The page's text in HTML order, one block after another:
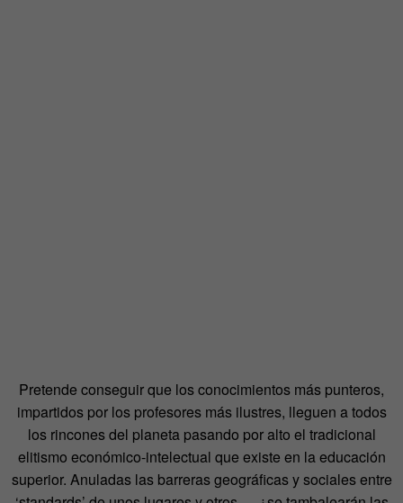
Pretende conseguir que los conocimientos más punteros,
impartidos por los profesores más ilustres, lleguen a todos
los rincones del planeta pasando por alto el tradicional
elitismo económico-intelectual que existe en la educación
superior. Anuladas las barreras geográficas y sociales entre